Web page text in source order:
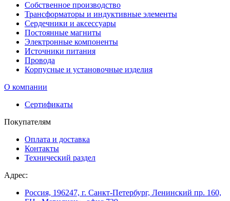
Собственное производство
Трансформаторы и индуктивные элементы
Сердечники и аксессуары
Постоянные магниты
Электронные компоненты
Источники питания
Провода
Корпусные и установочные изделия
О компании
Сертификаты
Покупателям
Оплата и доставка
Контакты
Технический раздел
Адрес:
Россия, 196247, г. Санкт-Петербург, Ленинский пр. 160,